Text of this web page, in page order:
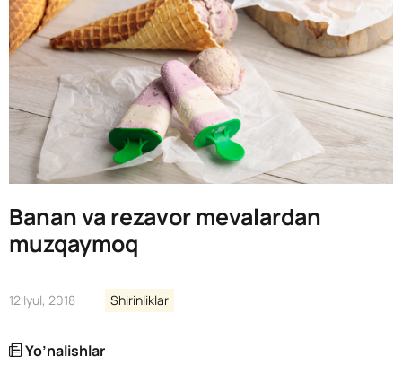
Banan va rezavor mevalardan
muzqaymoq
12 Iyul, 2018 Shirinliklar
Yo’nalishlar